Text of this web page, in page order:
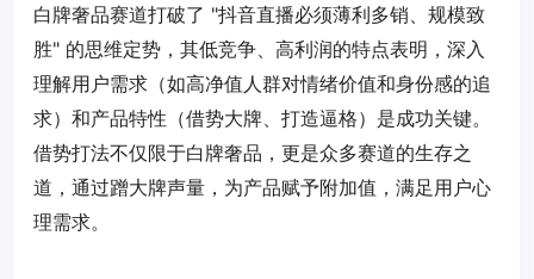
白牌奢品赛道打破了 "抖音直播必须薄利多销、规模致
胜" 的思维定势，其低竞争、高利润的特点表明，深入
理解用户需求（如高净值人群对情绪价值和身份感的追
求）和产品特性（借势大牌、打造逼格）是成功关键。
借势打法不仅限于白牌奢品，更是众多赛道的生存之
道，通过蹭大牌声量，为产品赋予附加值，满足用户心
理需求。